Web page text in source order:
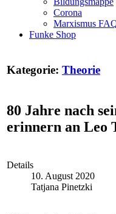
Corona
Marxismus
Funke Shop
Kategorie: Theorie
80 Jahre nach
erinnern an Leo
Details
10. August 2020
Tatjana Pinetzki